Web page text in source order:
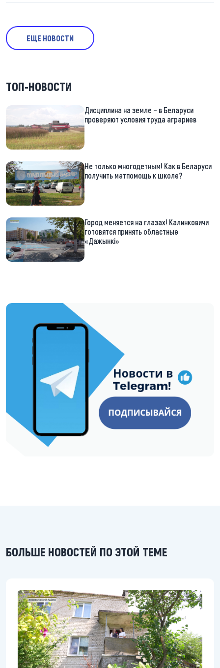
ЕЩЕ НОВОСТИ
ТОП-НОВОСТИ
Дисциплина на земле – в Беларуси
проверяют условия труда аграриев
Не только многодетным! Как в Беларуси
получить матпомощь к школе?
Город меняется на глазах! Калинковичи
готовятся принять областные
«Дажынкі»
https://t.me/minskctvby
БОЛЬШЕ НОВОСТЕЙ ПО ЭТОЙ ТЕМЕ